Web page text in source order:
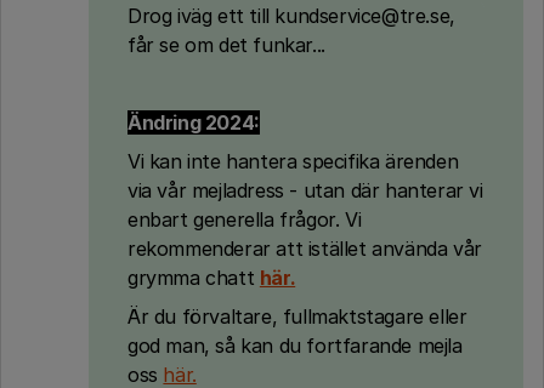
Drog iväg ett till kundservice@tre.se,
får se om det funkar...
Ändring 2024:
Vi kan inte hantera specifika ärenden
via vår mejladress - utan där hanterar vi
enbart generella frågor. Vi
rekommenderar att istället använda vår
grymma chatt här.
Är du förvaltare, fullmaktstagare eller
god man, så kan du fortfarande mejla
oss här.